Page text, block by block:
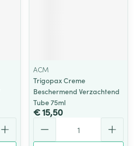
ACM
Trigopax Creme
Beschermend Verzachtend
Tube 75ml
€ 15,50